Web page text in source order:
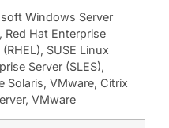
Windows Server
Red Hat Enterprise
SUSE Linux
Server (SLES),
Solaris, VMware, Citrix
VMware